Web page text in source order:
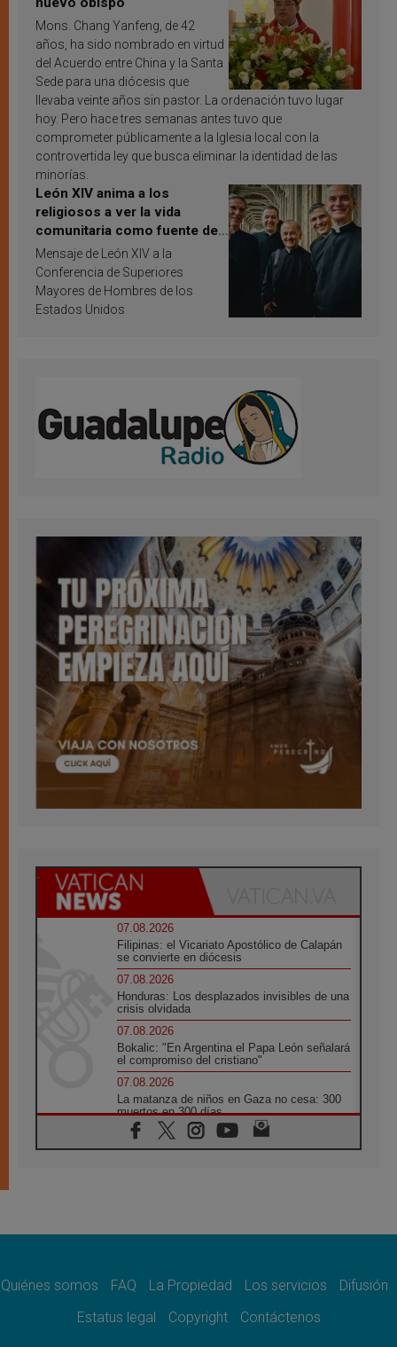
Mons. Chang Yanfeng, de 42
años, ha sido nombrado en virtud
del Acuerdo entre China y la Santa
Sede para una diócesis que
llevaba veinte años sin pastor. La ordenación tuvo lugar
hoy. Pero hace tres semanas antes tuvo que
comprometer públicamente a la Iglesia local con la
controvertida ley que busca eliminar la identidad de las
minorías.
León XIV anima a los
religiosos a ver la vida
comunitaria como fuente de
inspiración y santificación
Mensaje de León XIV a la
Conferencia de Superiores
Mayores de Hombres de los
Estados Unidos
07.08.2026
Filipinas: el Vicariato Apostólico de Calapán
se convierte en diócesis
07.08.2026
Honduras: Los desplazados invisibles de una
crisis olvidada
07.08.2026
Bokalic: "En Argentina el Papa León señalará
el compromiso del cristiano"
07.08.2026
La matanza de niños en Gaza no cesa: 300
muertos en 300 días
07.08.2026
Tagle: La guerra desfigura el mundo, solo la
como misión al servicio del Evangelio
SIGNIS 2026, dar voz a las religiosas en el
Quiénes somos FAQ La Propiedad Los servicios
Difusión
Estatus legal
Copyright Contáctenos